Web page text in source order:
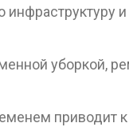
инфраструктуру
уборкой,
приводит к